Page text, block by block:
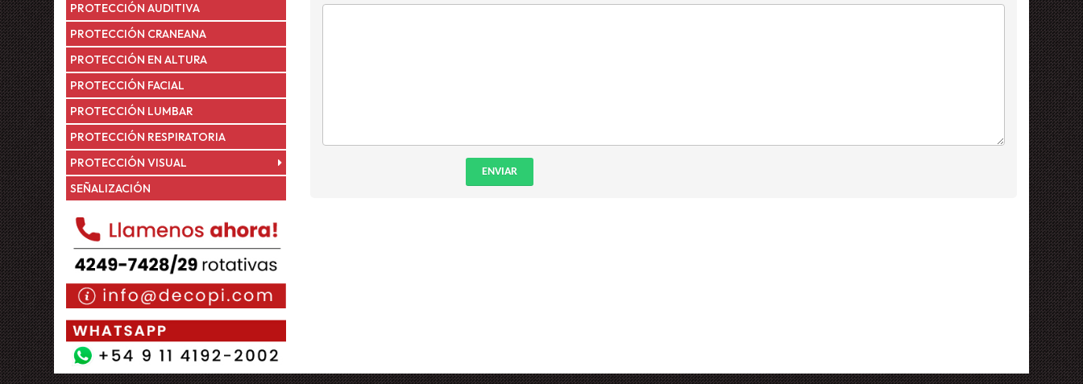
PROTECCIÓN AUDITIVA
PROTECCIÓN CRANEANA
PROTECCIÓN EN ALTURA
PROTECCIÓN FACIAL
PROTECCIÓN LUMBAR
PROTECCIÓN RESPIRATORIA
PROTECCIÓN VISUAL
SEÑALIZACIÓN
ENVIAR